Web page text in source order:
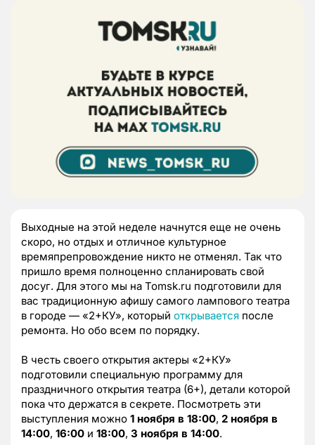
Выходные на этой неделе начнутся еще не очень
скоро, но отдых и отличное культурное
времяпрепровождение никто не отменял. Так что
пришло время полноценно спланировать свой
досуг. Для этого мы на Tomsk.ru подготовили для
вас традиционную афишу самого лампового театра
в городе — «2+КУ», который открывается после
ремонта. Но обо всем по порядку.
В честь своего открытия актеры «2+КУ»
подготовили специальную программу для
праздничного открытия театра (6+), детали которой
пока что держатся в секрете. Посмотреть эти
выступления можно 1 ноября в 18:00, 2 ноября в
14:00, 16:00 и 18:00, 3 ноября в 14:00.